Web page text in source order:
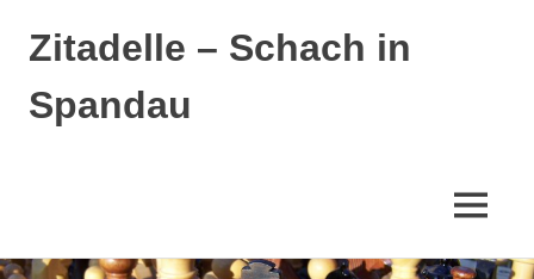
Zum
Zitadelle – Schach in
Spandau
MENÜ